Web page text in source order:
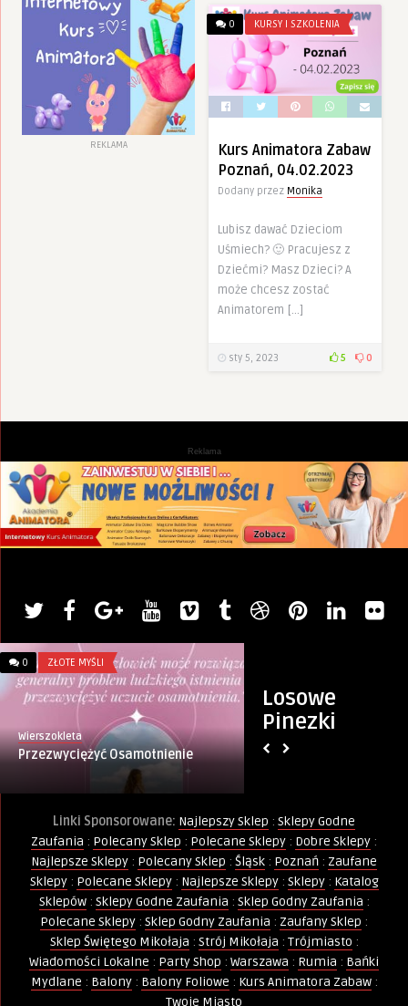
REKLAMA
0 KURSY I SZKOLENIA
Kurs Animatora Zabaw
Poznań, 04.02.2023
Dodany przez Monika
Lubisz dawać Dzieciom
Uśmiech? 🙂 Pracujesz z
Dziećmi? Masz Dzieci? A
może chcesz zostać
Animatorem […]
sty 5, 2023 5 0
Reklama
Losowe
Pinezki
0 ZŁOTE MYŚLI
Wierszokleta
Przezwyciężyć Osamotnienie
Linki Sponsorowane: Najlepszy Sklep : Sklepy Godne
Zaufania : Polecany Sklep : Polecane Sklepy : Dobre Sklepy :
Najlepsze Sklepy : Polecany Sklep : Śląsk : Poznań : Zaufane
Sklepy: Polecane Sklepy: Najlepsze Sklepy: Sklepy: Katalog
Sklepów: Sklepy Godne Zaufania : Sklep Godny Zaufania :
Polecane Sklepy : Sklep Godny Zaufania : Zaufany Sklep :
Sklep Świętego Mikołaja : Strój Mikołaja : Trójmiasto :
Wiadomości Lokalne : Party Shop : Warszawa : Rumia : Bańki
Mydlane : Balony: Balony Foliowe : Kurs Animatora Zabaw:
Twoje Miasto